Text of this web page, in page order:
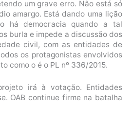
um grave erro. Não está só
amargo. Está dando uma lição
há democracia quando a tal
burla e impede a discussão dos
civil, com as entidades de
os protagonistas envolvidos
como o é o PL nº 336/2015.
irá à votação. Entidades
OAB continue firme na batalha